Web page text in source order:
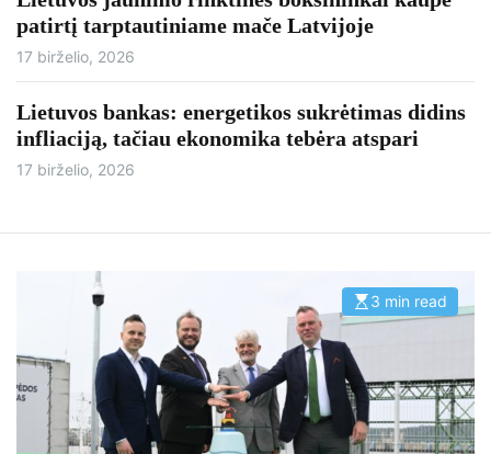
patirtį tarptautiniame mače Latvijoje
17 birželio, 2026
Lietuvos bankas: energetikos sukrėtimas didins
infliaciją, tačiau ekonomika tebėra atspari
17 birželio, 2026
E
s
a
t
d
r
3 min read